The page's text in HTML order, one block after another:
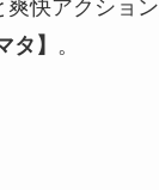
快アクショ
タ】 。